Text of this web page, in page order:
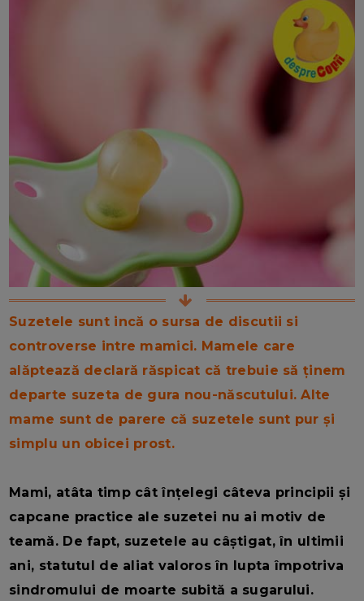
Suzetele sunt incă o sursa de discutii si
controverse intre mamici. Mamele care
alăptează declară răspicat că trebuie să ținem
departe suzeta de gura nou-născutului. Alte
mame sunt de parere că suzetele sunt pur și
simplu un obicei prost.
Mami, atâta timp cât înțelegi câteva principii și
capcane practice ale suzetei nu ai motiv de
teamă. De fapt, suzetele au câștigat, în ultimii
ani, statutul de aliat valoros în lupta împotriva
sindromului de moarte subită a sugarului.